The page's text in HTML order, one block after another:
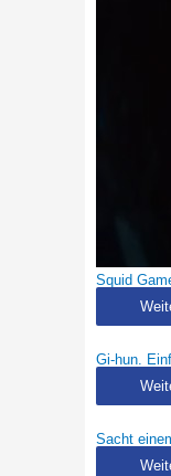
Squid
Gi-hun.
Sacht